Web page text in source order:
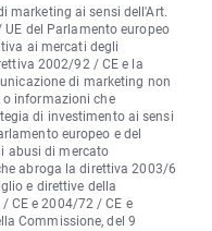
marketing ai sensi dell'Art.
del Parlamento europeo
ai mercati degli
2002/92 / CE e la
di marketing non
informazioni che
di investimento ai sensi
europeo e del
abusi di mercato
abroga la direttiva 2003/6
e direttive della
CE e 2004/72 / CE e
Commissione, del 9